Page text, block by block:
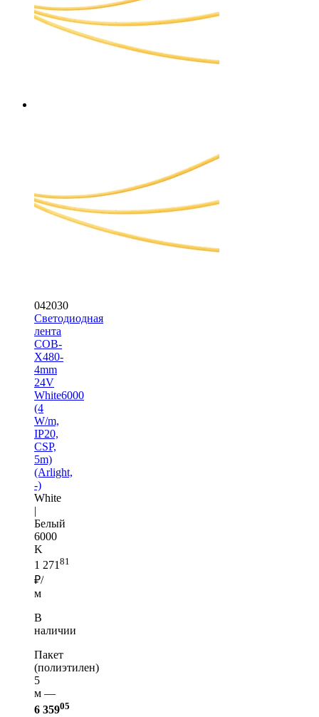
042030
Светодиодная
лента
COB-
X480-
4mm
24V
White6000
(4
W/m,
IP20,
CSP,
5m)
(Arlight,
-)
White
|
Белый
6000
K
1 271 81
₽/
м
В
наличии
Пакет
(полиэтилен)
5
м —
6 35905